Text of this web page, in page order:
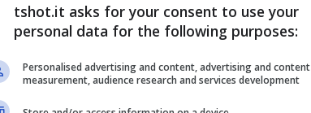
Q-School. Sempre a Houston l’atleta ha
Open e stabilendo un record
è legata a questa città visto che
moglie e madre dei suoi figli.
tshot.it asks for your consent to use your
personal data for the following purposes:
Personalised advertising and content, advertising and content
measurement, audience research and services development